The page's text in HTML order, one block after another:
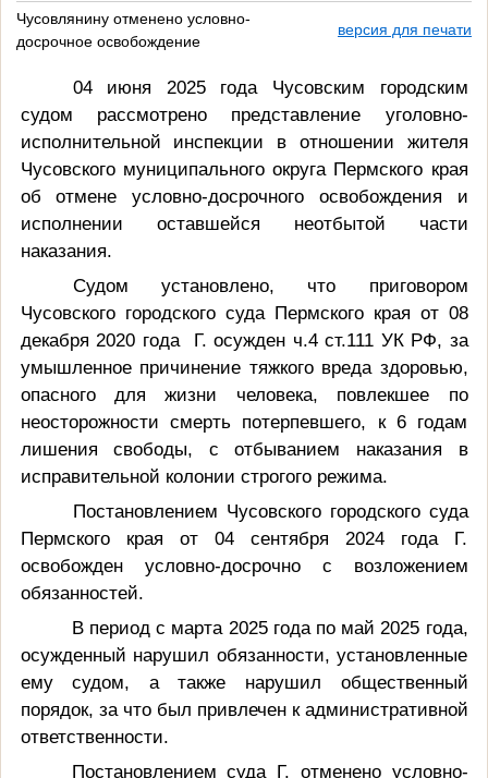
Чусовлянину отменено условно-
досрочное освобождение
версия для печати
04 июня 2025 года Чусовским городским
судом рассмотрено представление уголовно-
исполнительной инспекции в отношении жителя
Чусовского муниципального округа Пермского края
об отмене условно-досрочного освобождения и
исполнении оставшейся неотбытой части
наказания.
Судом установлено, что приговором
Чусовского городского суда Пермского края от 08
декабря 2020 года
Г. осужден ч.4 ст.111 УК РФ, за
умышленное причинение тяжкого вреда здоровью,
опасного для жизни человека, повлекшее по
неосторожности смерть потерпевшего, к 6 годам
лишения свободы, с отбыванием наказания в
исправительной колонии строгого режима.
Постановлением Чусовского городского суда
Пермского края от 04 сентября 2024 года Г.
освобожден условно-досрочно с возложением
обязанностей.
В период с марта 2025 года по май 2025 года,
осужденный нарушил обязанности, установленные
ему судом, а также нарушил общественный
порядок, за что был привлечен к административной
ответственности.
Постановлением суда Г. отменено условно-